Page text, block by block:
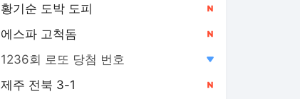
황기순 도박 도피
에스파 고척돔
1236회 로또 당첨 번호
제주 전북 3-1